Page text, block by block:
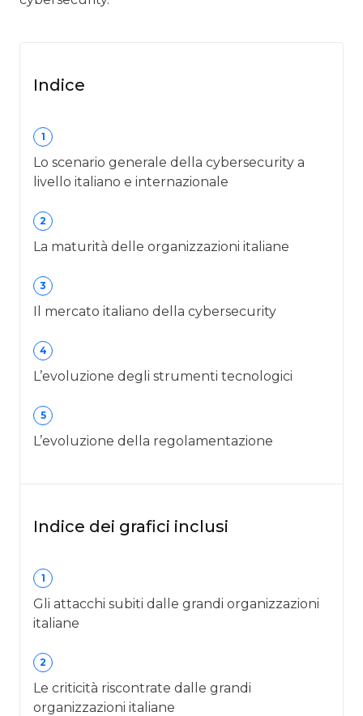
Indice
1
Lo scenario generale della cybersecurity a
livello italiano e internazionale
2
La maturità delle organizzazioni italiane
3
Il mercato italiano della cybersecurity
4
L’evoluzione degli strumenti tecnologici
5
L’evoluzione della regolamentazione
Indice dei grafici inclusi
1
Gli attacchi subiti dalle grandi organizzazioni
italiane
2
Le criticità riscontrate dalle grandi
organizzazioni italiane